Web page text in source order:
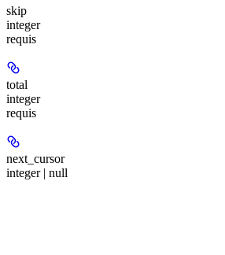
skip
integer
requis
total
integer
requis
next_cursor
integer | null